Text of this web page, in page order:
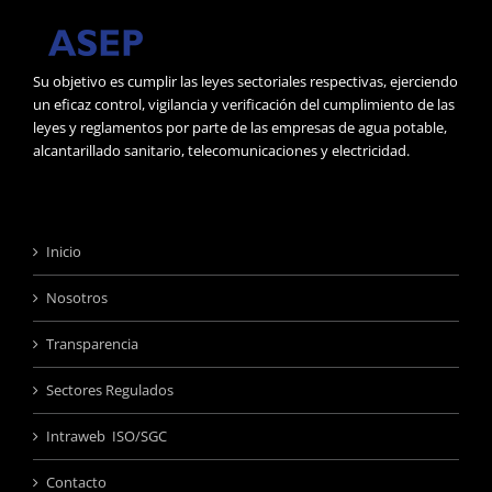
Su objetivo es cumplir las leyes sectoriales respectivas, ejerciendo
un eficaz control, vigilancia y verificación del cumplimiento de las
leyes y reglamentos por parte de las empresas de agua potable,
alcantarillado sanitario, telecomunicaciones y electricidad.
Inicio
Nosotros
Transparencia
Sectores Regulados
Intraweb ISO/SGC
Contacto